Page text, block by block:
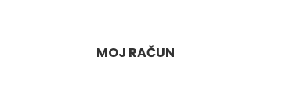
MOJ RAČUN